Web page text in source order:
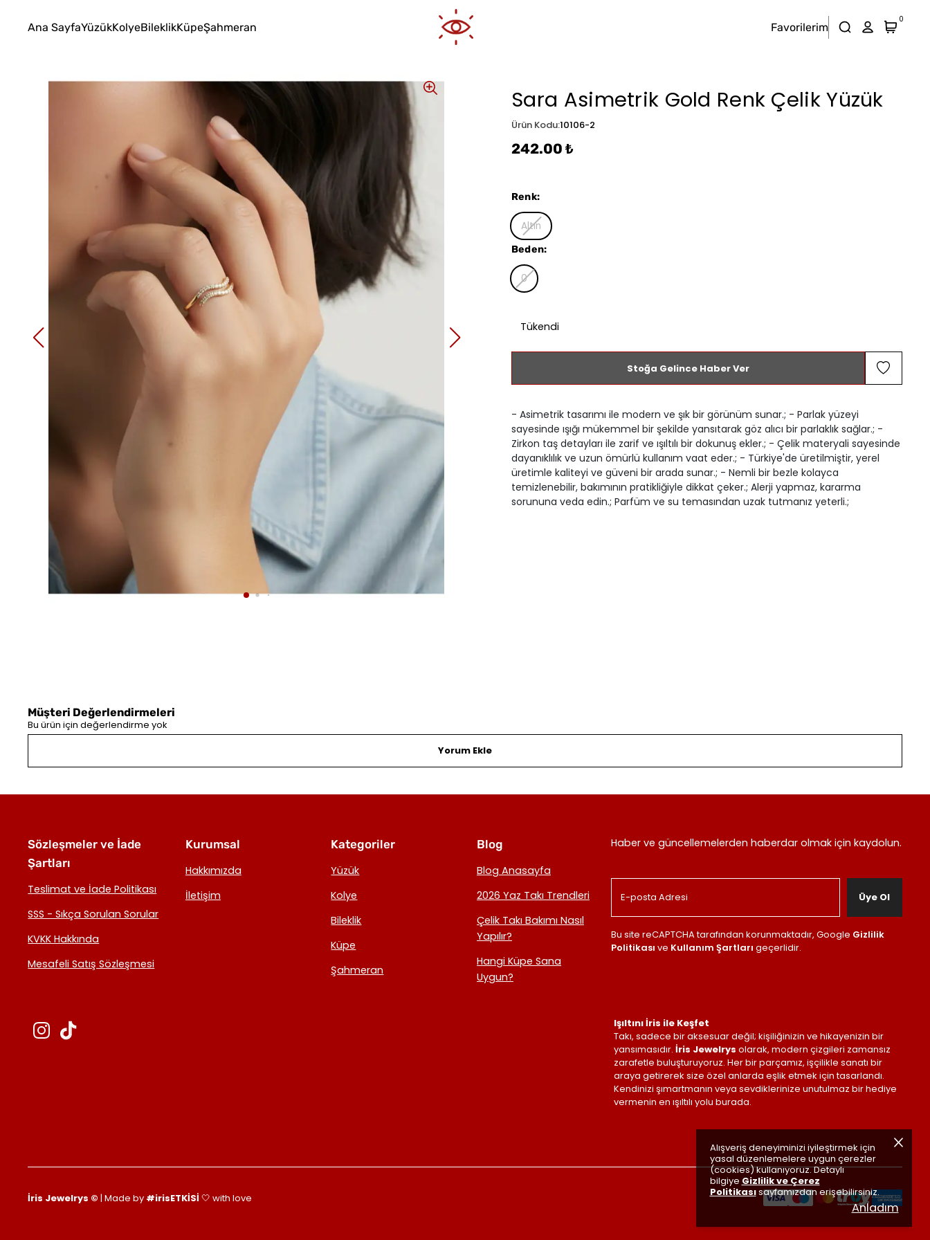
Ana SayfaYüzükKolyeBileklikKüpeŞahmeran Favorilerim
0
Alışveriş deneyiminizi iyileştirmek için
yasal düzenlemelere uygun çerezler
(cookies) kullanıyoruz. Detaylı
bilgiye Gizlilik ve Çerez
Politikasısayfamızdan erişebilirsiniz.
Anladım
Sara Asimetrik Gold Renk Çelik Yüzük
Ürün Kodu:10106-2
242.00 ₺
- Asimetrik tasarımı ile modern ve şık bir görünüm sunar.; - Parlak yüzeyi
sayesinde ışığı mükemmel bir şekilde yansıtarak göz alıcı bir parlaklık sağlar.; -
Zirkon taş detayları ile zarif ve ışıltılı bir dokunuş ekler.; - Çelik materyali sayesinde
dayanıklılık ve uzun ömürlü kullanım vaat eder.; - Türkiye'de üretilmiştir, yerel
üretimle kaliteyi ve güveni bir arada sunar.; - Nemli bir bezle kolayca
temizlenebilir, bakımının pratikliğiyle dikkat çeker.; Alerji yapmaz, kararma
sorununa veda edin.; Parfüm ve su temasından uzak tutmanız yeterli.;
Renk:
Altın
Beden:
0
Tükendi
Stoğa Gelince Haber Ver
Müşteri Değerlendirmeleri
Bu ürün için değerlendirme yok
Yorum Ekle
Sözleşmeler ve İade
Şartları
Teslimat ve İade Politikası
SSS - Sıkça Sorulan Sorular
KVKK Hakkında
Mesafeli Satış Sözleşmesi
Kurumsal
Hakkımızda
İletişim
Kategoriler
Yüzük
Kolye
Bileklik
Küpe
Şahmeran
Blog
Blog Anasayfa
2026 Yaz Takı Trendleri
Çelik Takı Bakımı Nasıl
Yapılır?
Hangi Küpe Sana
Uygun?
Haber ve güncellemelerden haberdar olmak için kaydolun.
Üye Ol
Bu site reCAPTCHA tarafından korunmaktadır, Google Gizlilik
Politikası ve Kullanım Şartları geçerlidir.
Işıltını İris ile Keşfet
Takı, sadece bir aksesuar değil; kişiliğinizin ve hikayenizin bir
yansımasıdır. İris Jewelrys olarak, modern çizgileri zamansız
zarafetle buluşturuyoruz. Her bir parçamız, işçilikle sanatı bir
araya getirerek size özel anlarda eşlik etmek için tasarlandı.
Kendinizi şımartmanın veya sevdiklerinize unutulmaz bir hediye
vermenin en ışıltılı yolu burada.
İris Jewelrys © | Made by #irisETKİSİ 🤍 with love